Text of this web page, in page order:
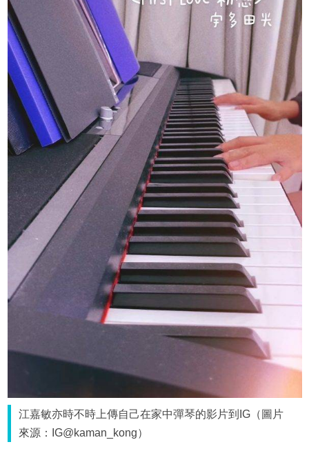
江嘉敏亦時不時上傳自己在家中彈琴的影片到IG（圖片
來源：IG@kaman_kong）